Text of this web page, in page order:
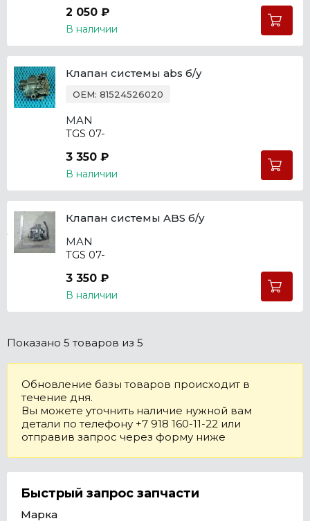
2 050 ₽
В наличии
Клапан системы abs б/у
OEM: 81524526020
MAN
TGS 07-
3 350 ₽
В наличии
Клапан системы ABS б/у
MAN
TGS 07-
3 350 ₽
В наличии
Показано 5 товаров из 5
Обновление базы товаров происходит в
течение дня.
Вы можете уточнить наличие нужной вам
детали по телефону +7 918 160-11-22 или
отправив запрос через форму ниже
Быстрый запрос запчасти
Марка